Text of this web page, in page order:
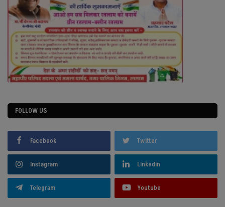
FOLLOW US
Facebook Twitter
Instagram Linkedin
Telegram Youtube